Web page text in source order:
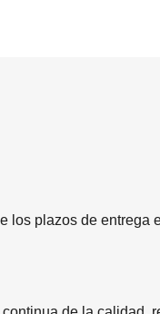
los plazos de entrega